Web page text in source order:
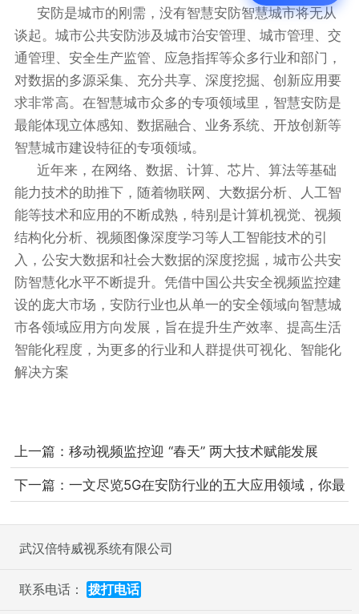
安防是城市的刚需，没有智慧安防智慧城市将无从
谈起。城市公共安防涉及城市治安管理、城市管理、交
通管理、安全生产监管、应急指挥等众多行业和部门，
对数据的多源采集、充分共享、深度挖掘、创新应用要
求非常高。在智慧城市众多的专项领域里，智慧安防是
最能体现立体感知、数据融合、业务系统、开放创新等
智慧城市建设特征的专项领域。
近年来，在网络、数据、计算、芯片、算法等基础
能力技术的助推下，随着物联网、大数据分析、人工智
能等技术和应用的不断成熟，特别是计算机视觉、视频
结构化分析、视频图像深度学习等人工智能技术的引
入，公安大数据和社会大数据的深度挖掘，城市公共安
防智慧化水平不断提升。凭借中国公共安全视频监控建
设的庞大市场，安防行业也从单一的安全领域向智慧城
市各领域应用方向发展，旨在提升生产效率、提高生活
智能化程度，为更多的行业和人群提供可视化、智能化
解决方案
上一篇： 移动视频监控迎 “春天” 两大技术赋能发展
下一篇： 一文尽览5G在安防行业的五大应用领域，你最
武汉倍特威视系统有限公司
联系电话： 拨打电话